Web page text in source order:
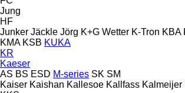
Jung
HF
Junker Jäckle Jörg K+G Wetter K-Tron KBA
KMA KSB KUKA
KR
Kaeser
AS BS ESD M-series SK SM
Kaiser Kaishan Kallesoe Kallfass Kalmeijer